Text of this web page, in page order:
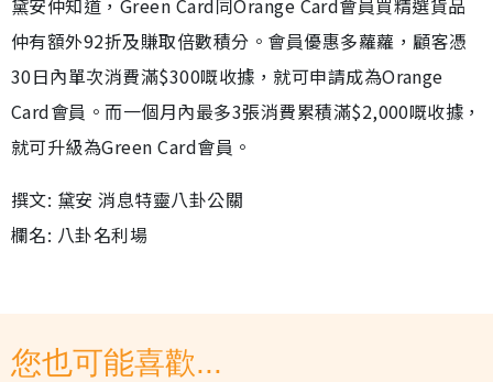
黛安仲知道，Green Card同Orange Card會員買精選貨品
仲有額外92折及賺取倍數積分。會員優惠多蘿蘿，顧客憑
30日內單次消費滿$300嘅收據，就可申請成為Orange
Card會員。而一個月內最多3張消費累積滿$2,000嘅收據，
就可升級為Green Card會員。
撰文: 黛安 消息特靈八卦公關
欄名: 八卦名利場
您也可能喜歡...